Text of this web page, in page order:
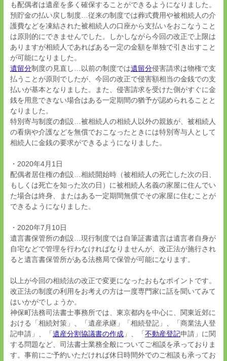
も配偶者は遺産を多く確保することができるようになりました。
預貯金の払い戻し制度…従来の制度では葬式費用や被相続人の介
護費などを凍結された被相続人の口座から支払いをおこなうこと
は原則的にできませんでした。しかしながら今回の改正で上限は
ありますが相続人であればある一定の金額を単独で引き出すこと
が可能になりました。
遺留分制度の見直し…以前の制度では遺留分侵害請求は物権で支
払うことが原則でしたが、今回の改正で侵害額相当の金銭での支
払いが基本となりました。また、侵害請求を受けた側がすぐに金
銭を用意できない場合はある一定期間の猶予が認められることと
なりました。
特別寄与制度の創設…被相続人の相続人以外の親族が、被相続人
の看病や介護などを無償でおこなったときには特別寄与人として
相続人に金銭の要求ができるようになりました。
・2020年4月1日
配偶者居住権の創設…相続開始時（被相続人の死亡した次の日、
もしくは死亡を知った次の日）に被相続人名義の家屋に住んでい
た場合は終身、またはある一定期間無償でその家屋に住むことが
できるようになりました。
・2020年7月10日
遺言書保管所の創設…現行制度では自筆証書遺言は遺言者自身が
自宅などで管理を行わなければなりませんが、改正法が施行され
ると遺言書保管所がある法務局で保管が可能になります。
以上が今回の相続法の改正で変更になったおもなポイントです。
改正法の制度の利用をお考えの方は一度専門家に話を聞いてみて
はいかがでしょうか。
神保町法務司法書士事務所では、東京都内を中心に、関東近郊に
おける「相続対策」、「遺産承継」「相続登記」、「商業法人登
記申請」、「 遺産分割協議書の作成 」、「 不動産登記申請」に関
する問題など、司法書士業務全般についてご相談を承っておりま
す。事前にご予約いただければ休日時間外でのご相談も承ってお